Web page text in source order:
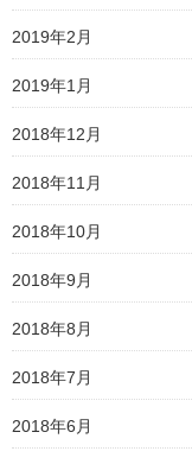
2019年2月
2019年1月
2018年12月
2018年11月
2018年10月
2018年9月
2018年8月
2018年7月
2018年6月